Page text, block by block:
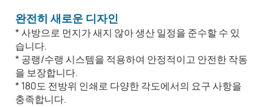
완전히 새로운 디자인
* 사방으로 먼지가 새지 않아 생산 일정을 준수할 수 있
습니다.
* 공랭/수랭 시스템을 적용하여 안정적이고 안전한 작동
을 보장합니다.
* 180도 전방위 인쇄로 다양한 각도에서의 요구 사항을
충족합니다.